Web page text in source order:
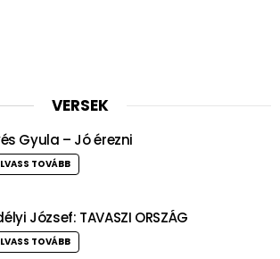
VERSEK
Gyula – Jó érezni
TOVÁBB
József: TAVASZI ORSZÁG
TOVÁBB